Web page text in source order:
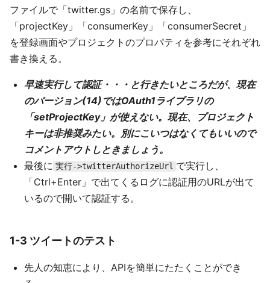
ファイルで「twitter.gs」の名前で保存し、
「projectKey」「consumerKey」「consumerSecret」
を登録画面やプロジェクトのプロパティを参考にそれぞれ
書き換える。
早速実行して認証・・・と行きたいところだが、現在
のバージョン(14)ではOAuth1ライブラリの
「setProjectKey」が使えない。現在、プロジェクト
キーは非推奨みたい。別にこいつはなくてもいいので
コメントアウトしときましょう。
最後に 実行->twitterAuthorizeUrl で実行し、
「Ctrl+Enter」で出てくるログに認証用のURLが出て
いるので開いて認証する。
1-3 ツイートのテスト
先人の知恵により、APIを簡単にたたくことができ